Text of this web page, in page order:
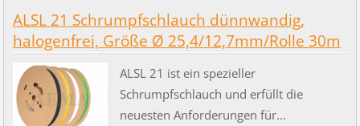
ALSL 21 Schrumpfschlauch dünnwandig,
halogenfrei, Größe Ø 25,4/12,7mm/Rolle 30m
ALSL 21 ist ein spezieller
Schrumpfschlauch und erfüllt die
neuesten Anforderungen für...